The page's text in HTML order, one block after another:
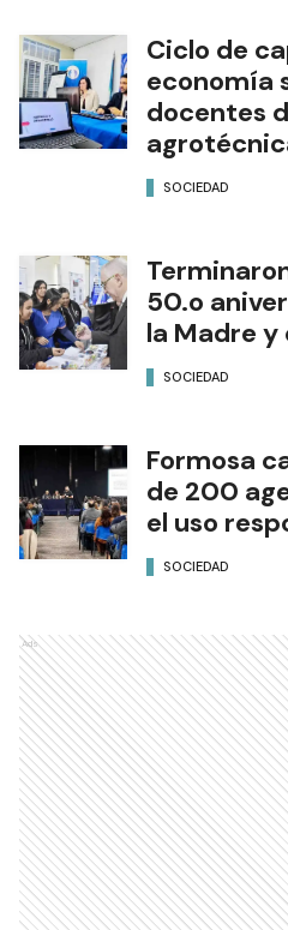
Ciclo de
economía
docentes
SOCIEDAD
50.o
la Madre y
SOCIEDAD
Formosa
de 200
el uso
SOCIEDAD
Ads